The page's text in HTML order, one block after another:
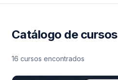
Catálogo de cursos
16 cursos encontrados